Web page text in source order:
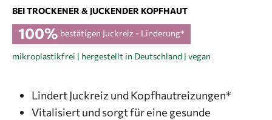
BEI TROCKENER & JUCKENDER KOPFHAUT
100% bestätigen Juckreiz - Linderung*
mikroplastikfrei | hergestellt in Deutschland | vegan
Lindert Juckreiz und Kopfhautreizungen*
Vitalisiert und sorgt für eine gesunde